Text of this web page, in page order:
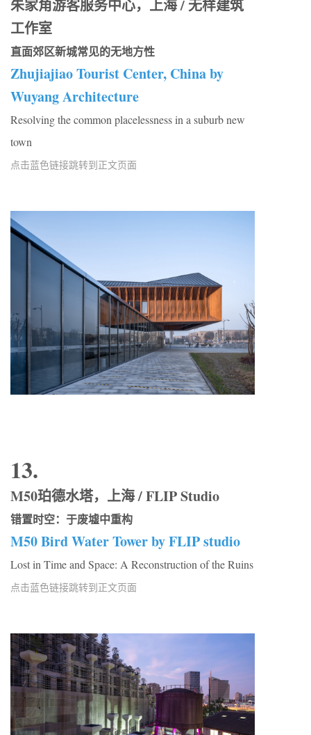
朱家角游客服务中心，上海 / 无样建筑
工作室
直面郊区新城常见的无地方性
Zhujiajiao Tourist Center, China by
Wuyang Architecture
Resolving the common placelessness in a suburb new
town
点击蓝色链接跳转到正文页面
13.
M50珀德水塔，上海 / FLIP Studio
错置时空：于废墟中重构
M50 Bird Water Tower by FLIP studio
Lost in Time and Space: A Reconstruction of the Ruins
点击蓝色链接跳转到正文页面